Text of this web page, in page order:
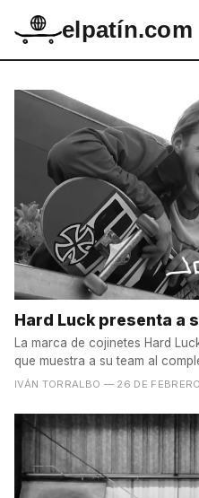
elpatín.com
Hard Luck presenta a
La marca de cojinetes Hard
que muestra a su team al
IVÁN TORRALBO — 26 DE